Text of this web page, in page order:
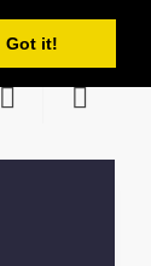
Got it!
Deutsch